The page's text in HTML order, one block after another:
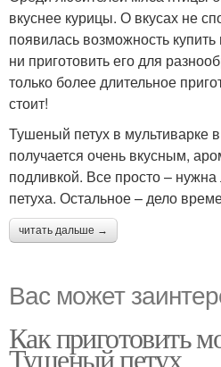
вкуснее курицы. О вкусах не
появилась возможность
ни приготовить его для
только более длительное
стоит!
Тушеный петух в мультиварке
получается очень вкусным,
подливкой. Все просто –
петуха. Остальное – дело
читать дальше →
Вас может
Как приготовить
Тушеный петух